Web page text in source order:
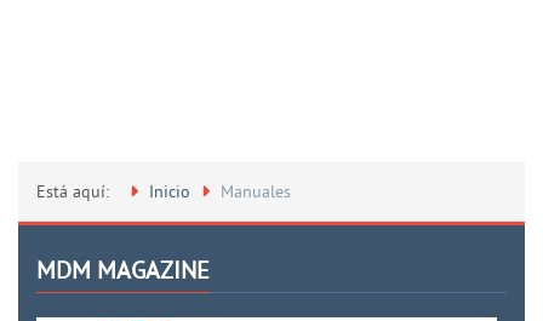
Está aquí: Inicio Manuales
MDM MAGAZINE